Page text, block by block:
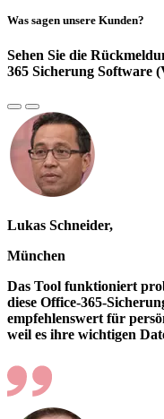
Was sagen unsere Kunden?
Sehen Sie die
365 Sicherung Software
Lukas Schneider,
München
Das Tool funktioniert
diese Office-365-
empfehlenswert für
weil es ihre wichtigen